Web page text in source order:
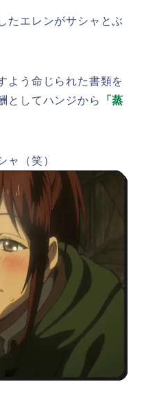
たエレンがサシャとぶ
よう命じられた書類を
としてハンジから
「蒸
ャ（笑）